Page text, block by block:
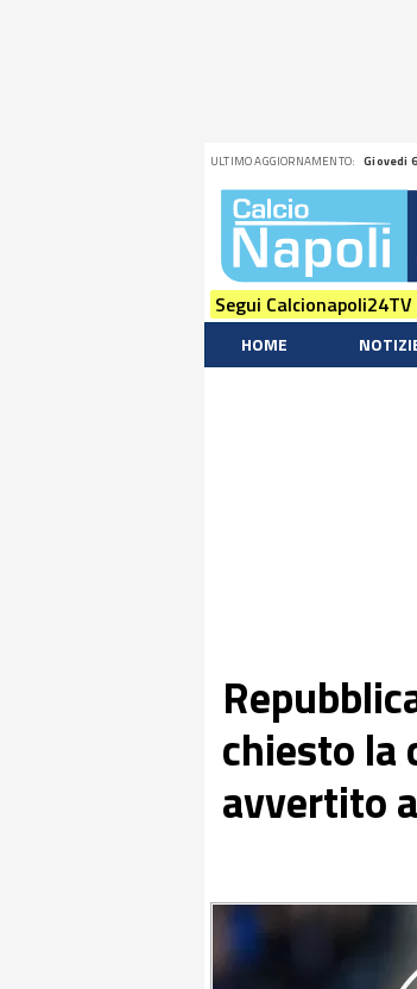
ULTIMO AGGIORNAMENTO: Giovedi
Segui
HOME
chiesto la
avvertito